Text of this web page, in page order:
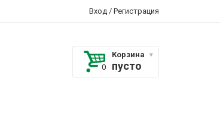
Вход / Регистрация
Корзина
пусто